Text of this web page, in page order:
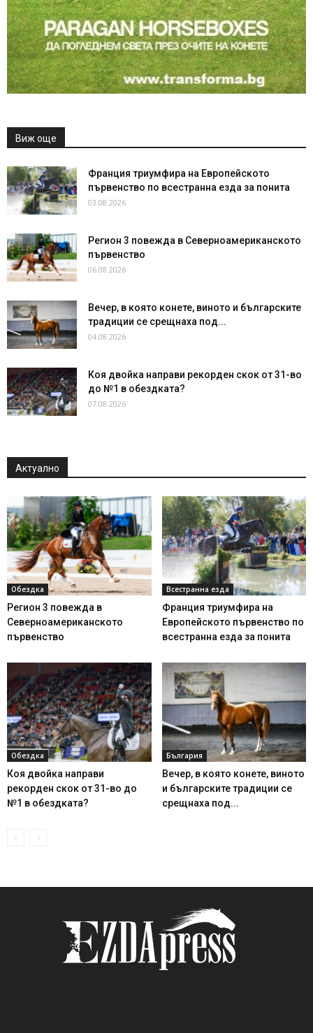
Виж още
Франция триумфира на Европейското
първенство по всестранна езда за понита
03.08.2026
Регион 3 повежда в Северноамериканското
първенство
06.08.2026
Вечер, в която конете, виното и българските
традиции се срещнаха под...
04.08.2026
Коя двойка направи рекорден скок от 31-во
до №1 в обездката?
07.08.2026
Актуално
Обездка
Регион 3 повежда в
Северноамериканското
първенство
Всестранна езда
Франция триумфира на
Европейското първенство по
всестранна езда за понита
Обездка
Коя двойка направи
рекорден скок от 31-во до
№1 в обездката?
България
Вечер, в която конете, виното
и българските традиции се
срещнаха под...